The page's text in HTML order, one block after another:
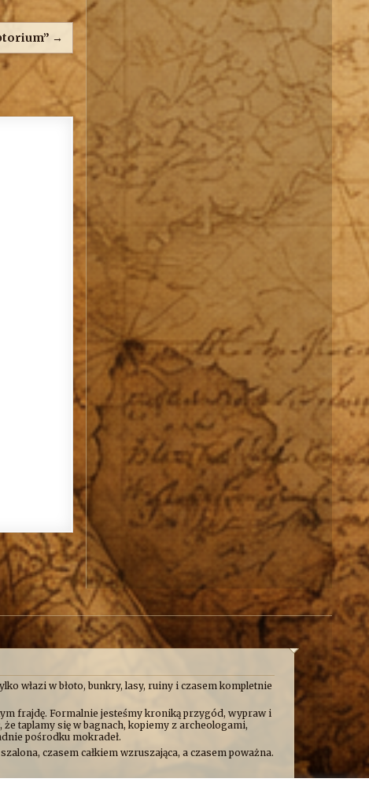
→
włazi w błoto, bunkry, lasy, ruiny i czasem kompletnie
frajdę. Formalnie jesteśmy kroniką przygód, wypraw i
taplamy się w bagnach, kopiemy z archeologami,
pośrodku mokradeł.
czasem całkiem wzruszająca, a czasem poważna.